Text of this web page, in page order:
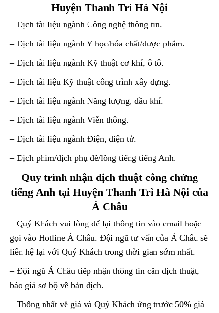
Huyện Thanh Trì Hà Nội
– Dịch tài liệu ngành Công nghệ thông tin.
– Dịch tài liệu ngành Y học/hóa chất/dược phẩm.
– Dịch tài liệu ngành Kỹ thuật cơ khí, ô tô.
– Dịch tài liệu Kỹ thuật công trình xây dựng.
– Dịch tài liệu ngành Năng lượng, dầu khí.
– Dịch tài liệu ngành Viễn thông.
– Dịch tài liệu ngành Điện, điện tử.
– Dịch phim/dịch phụ đề/lồng tiếng tiếng Anh.
Quy trình nhận dịch thuật công chứng
tiếng Anh tại Huyện Thanh Trì Hà Nội của
Á Châu
– Quý Khách vui lòng để lại thông tin vào email hoặc
gọi vào Hotline Á Châu. Đội ngũ tư vấn của Á Châu sẽ
liên hệ lại với Quý Khách trong thời gian sớm nhất.
– Đội ngũ Á Châu tiếp nhận thông tin cần dịch thuật,
báo giá sơ bộ về bản dịch.
– Thống nhất về giá và Quý Khách ứng trước 50% giá